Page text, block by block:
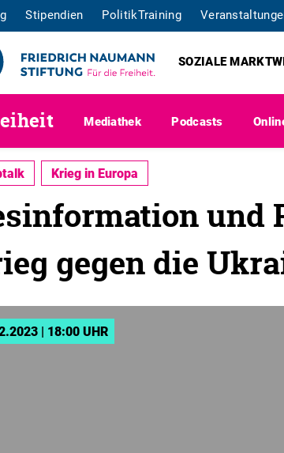
Stipendien PolitikTraining
SOZIALE
Mediathek Podcasts
Krieg in Europa
und
gegen die
| 18:00 UHR